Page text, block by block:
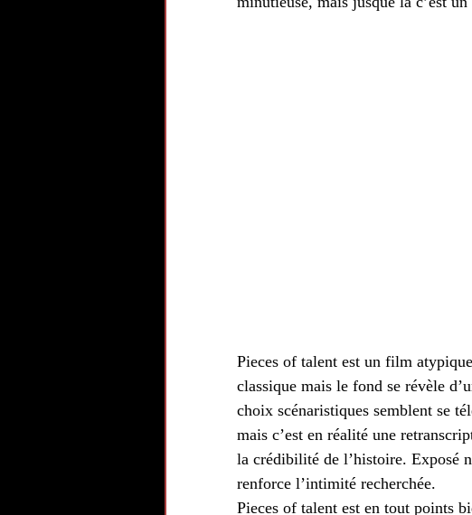
Pieces of talent est un film
classique mais le fond se révèle
choix scénaristiques semblent se
mais c’est en réalité une
la crédibilité de l’histoire. Exposé
renforce l’intimité recherchée.
Pieces of talent est en tout points